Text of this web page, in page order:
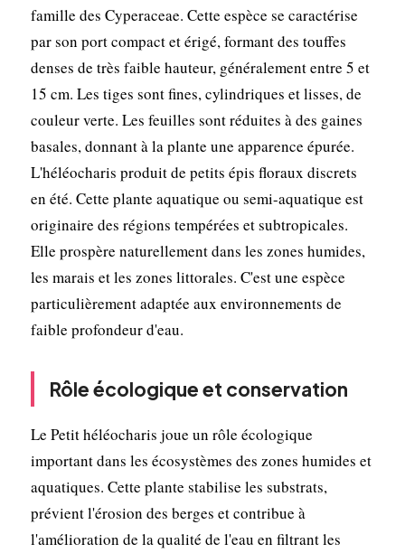
famille des Cyperaceae. Cette espèce se caractérise
par son port compact et érigé, formant des touffes
denses de très faible hauteur, généralement entre 5 et
15 cm. Les tiges sont fines, cylindriques et lisses, de
couleur verte. Les feuilles sont réduites à des gaines
basales, donnant à la plante une apparence épurée.
L'héléocharis produit de petits épis floraux discrets
en été. Cette plante aquatique ou semi-aquatique est
originaire des régions tempérées et subtropicales.
Elle prospère naturellement dans les zones humides,
les marais et les zones littorales. C'est une espèce
particulièrement adaptée aux environnements de
faible profondeur d'eau.
Rôle écologique et conservation
Le Petit héléocharis joue un rôle écologique
important dans les écosystèmes des zones humides et
aquatiques. Cette plante stabilise les substrats,
prévient l'érosion des berges et contribue à
l'amélioration de la qualité de l'eau en filtrant les